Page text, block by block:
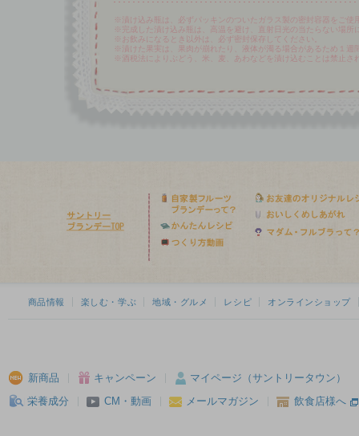
※漬け込み瓶は、必ずパッキンのついたガラス製の密封容器をご使
※完成した漬け込み瓶は、高温を避け、直射日光の当たらない場所
※お飲みになるとき以外は、必ず密封保存してください。
※漬けた果実は、果肉が崩れたり、液体が濁る場合があるため１週
※酒税法によりぶどう、米、麦、あわなどを漬け込むことは禁止さ
商品情報 楽しむ・学ぶ 地域・グルメ レシピ オンラインショップ
新商品 キャンペーン
マイページ（サントリータウン）
栄養成分
CM・動画 メールマガジン 飲食店様へ